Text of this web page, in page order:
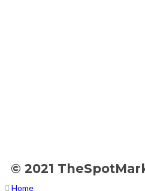
© 2021
Home